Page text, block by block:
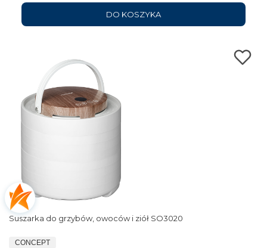
DO KOSZYKA
Suszarka do grzybów, owoców i ziół SO3020
CONCEPT